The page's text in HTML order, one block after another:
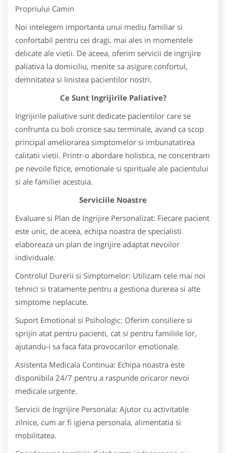
Propriului Camin
Noi intelegem importanta unui mediu familiar si
confortabil pentru cei dragi, mai ales in momentele
delicate ale vietii. De aceea, oferim servicii de ingrijire
paliativa la domiciliu, menite sa asigure confortul,
demnitatea si linistea pacientilor nostri.
Ce Sunt Ingrijirile Paliative?
Ingrijirile paliative sunt dedicate pacientilor care se
confrunta cu boli cronice sau terminale, avand ca scop
principal ameliorarea simptomelor si imbunatatirea
calitatii vietii. Printr-o abordare holistica, ne concentram
pe nevoile fizice, emotionale si spirituale ale pacientului
si ale familiei acestuia.
Serviciile Noastre
Evaluare si Plan de Ingrijire Personalizat: Fiecare pacient
este unic, de aceea, echipa noastra de specialisti
elaboreaza un plan de ingrijire adaptat nevoilor
individuale.
Controlul Durerii si Simptomelor: Utilizam cele mai noi
tehnici si tratamente pentru a gestiona durerea si alte
simptome neplacute.
Suport Emotional si Psihologic: Oferim consiliere si
sprijin atat pentru pacienti, cat si pentru familiile lor,
ajutandu-i sa faca fata provocarilor emotionale.
Asistenta Medicala Continua: Echipa noastra este
disponibila 24/7 pentru a raspunde oricaror nevoi
medicale urgente.
Servicii de Ingrijire Personala: Ajutor cu activitatile
zilnice, cum ar fi igiena personala, alimentatia si
mobilitatea.